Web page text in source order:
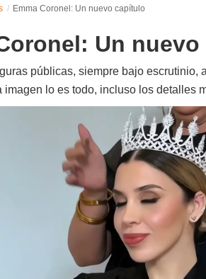
Emma Coronel: Un nuevo capítulo
Un
públicas, siempre bajo escrutinio,
imagen lo es todo, incluso los detalles